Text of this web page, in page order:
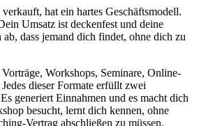
hat ein hartes Geschäftsmodell.
Umsatz ist deckenfest und deine
dass jemand dich findet, ohne dich zu
Workshops, Seminare, Online-
dieser Formate erfüllt zwei
generiert Einnahmen und es macht dich
besucht, lernt dich kennen, ohne
Vertrag abschließen zu müssen.